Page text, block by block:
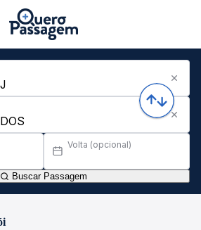
Volta (opcional)
Buscar Passagem